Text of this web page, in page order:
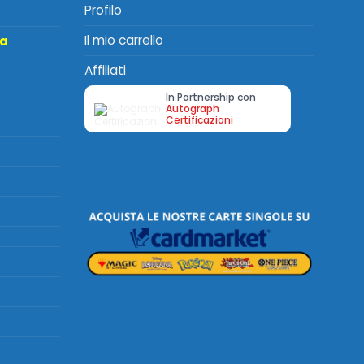
Profilo
Il mio carrello
Affiliati
In Partnership con
Autograph
Certificazioni